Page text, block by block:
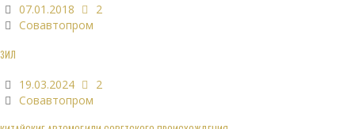
07.01.2018
2
Совавтопром
ЗИЛ
19.03.2024
2
Совавтопром